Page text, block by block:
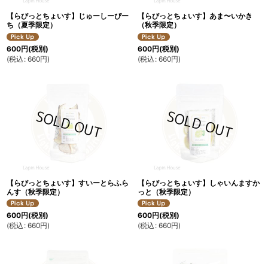
【らびっとちょいす】じゅーしーぴー
ち（夏季限定）
600円(税別)
(税込 : 660円)
【らびっとちょいす】あま〜いかき
（秋季限定）
600円(税別)
(税込 : 660円)
【らびっとちょいす】すいーとらふら
んす（秋季限定）
600円(税別)
(税込 : 660円)
【らびっとちょいす】しゃいんますか
っと（秋季限定）
600円(税別)
(税込 : 660円)